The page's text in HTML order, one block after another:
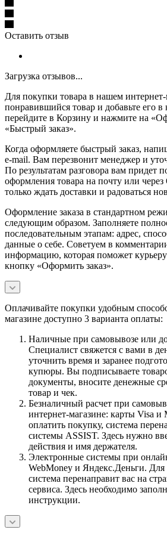
Оставить отзыв
Загрузка отзывов...
Для покупки товара в нашем
понравившийся товар и добавьте его в
перейдите в Корзину и нажмите на
«Быстрый заказ».
Когда оформляете быстрый заказ,
e-mail. Вам перезвонит менеджер и
По результатам разговора вам придет
оформления товара на почту или
только ждать доставки и радоваться
Оформление заказа в стандартном
следующим образом. Заполняете
последовательным этапам: адрес,
данные о себе. Советуем в
информацию, которая поможет
кнопку «Оформить заказ».
Оплачивайте покупки удобным
магазине доступно 3 варианта оплаты:
Наличные при самовывозе или
Специалист свяжется с вами в
уточнить время и заранее
купюры. Вы подписываете
документы, вносите денежные
товар и чек.
Безналичный расчет при
интернет-магазине: карты Visa и
оплатить покупку, система
системы ASSIST. Здесь нужно
действия и имя держателя.
Электронные системы при
WebMoney и Яндекс.Деньги.
система перенаправит вас на
сервиса. Здесь необходимо
инструкции.